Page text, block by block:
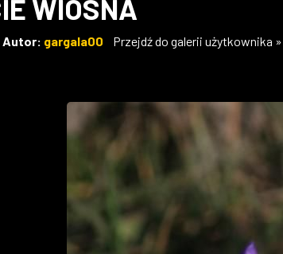
WIOSNA
Autor: gargala00 Przejdź do galerii użytkownika »